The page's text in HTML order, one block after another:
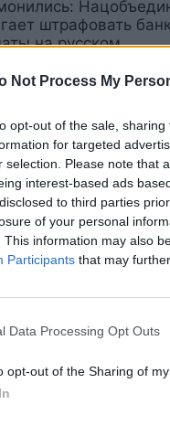
Not Process My
opt-out of the sale,
for targeted
selection. Please note that
interest-based ads
to third parties
of your personal
This information may also
Participants that may
Data Processing Opt Outs
opt-out of the Sharing of
штрафовать
на русском
как еще
ВНЖ
предложение
по
отклонено
требует от